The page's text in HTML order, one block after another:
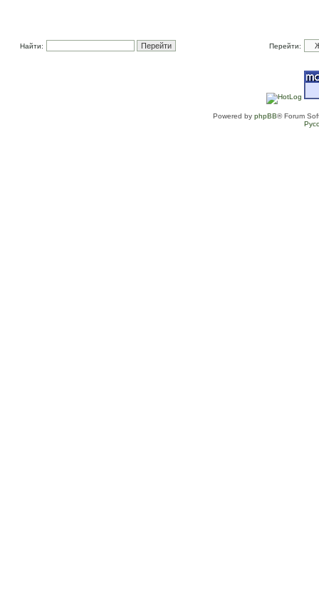
Найти: Перейти:
Powered by phpBB® Forum